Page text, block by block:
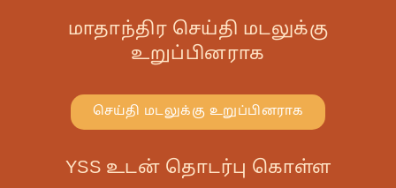
மாதாந்திர செய்தி மடலுக்கு
உறுப்பினராக
செய்தி மடலுக்கு உறுப்பினராக
YSS உடன் தொடர்பு கொள்ள